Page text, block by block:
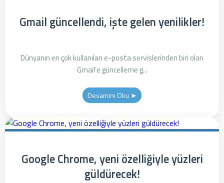
Gmail güncellendi, işte gelen yenilikler!
Dünyanın en çok kullanılan e-posta servislerinden biri olan
Gmail’e güncelleme g...
Devamını Oku ➤
Google Chrome, yeni özelliğiyle yüzleri
güldürecek!